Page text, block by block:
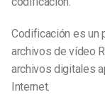
Codificación es un
archivos de vídeo
archivos digitales
Internet.